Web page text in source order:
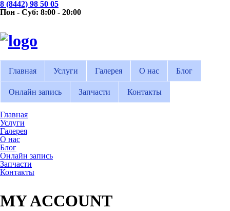
8 (8442) 98 50 05
Пон - Суб: 8:00 - 20:00
Главная Услуги Галерея О нас Блог
Онлайн запись Запчасти Контакты
Главная
Услуги
Галерея
О нас
Блог
Онлайн запись
Запчасти
Контакты
MY ACCOUNT